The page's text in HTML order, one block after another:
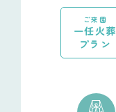
ご来園
一任火葬
プラン